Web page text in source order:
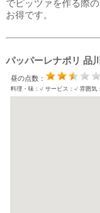
でピッツァを作る際
お得です。
パッパーレナポリ 品